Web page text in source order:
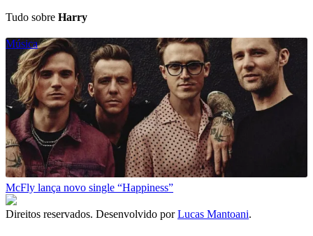
Tudo sobre Harry
Música
McFly lança novo single “Happiness”
Direitos reservados. Desenvolvido porLucas Mantoani.